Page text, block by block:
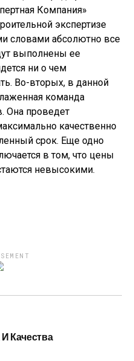
Компания»
экспертизе
словами абсолютно все
выполнены ее
ни о чем
Во-вторых, в данной
команда
Она проведет
качественно
срок. Еще одно
в том, что цены
невысокими.
Качества